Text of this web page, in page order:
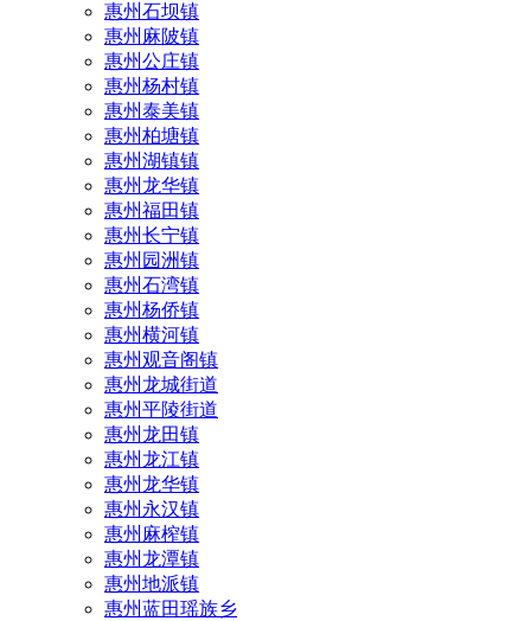
惠州石坝镇
惠州麻陂镇
惠州公庄镇
惠州杨村镇
惠州泰美镇
惠州柏塘镇
惠州湖镇镇
惠州龙华镇
惠州福田镇
惠州长宁镇
惠州园洲镇
惠州石湾镇
惠州杨侨镇
惠州横河镇
惠州观音阁镇
惠州龙城街道
惠州平陵街道
惠州龙田镇
惠州龙江镇
惠州龙华镇
惠州永汉镇
惠州麻榨镇
惠州龙潭镇
惠州地派镇
惠州蓝田瑶族乡